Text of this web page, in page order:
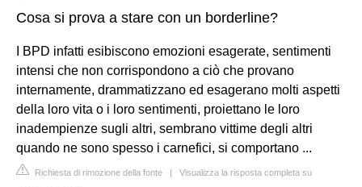
Cosa si prova a stare con un borderline?
I BPD infatti esibiscono emozioni esagerate, sentimenti
intensi che non corrispondono a ciò che provano
internamente, drammatizzano ed esagerano molti aspetti
della loro vita o i loro sentimenti, proiettano le loro
inadempienze sugli altri, sembrano vittime degli altri
quando ne sono spesso i carnefici, si comportano ...
Richiesta di rimozione della fonte | Visualizza la risposta completa su